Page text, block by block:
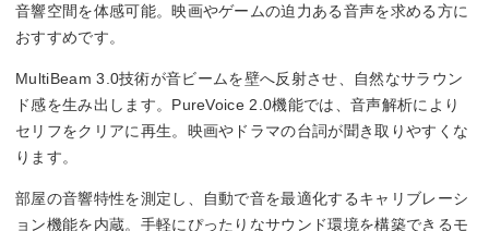
音響空間を体感可能。映画やゲームの迫力ある音声を求める方に
おすすめです。
MultiBeam 3.0技術が音ビームを壁へ反射させ、自然なサラウン
ド感を生み出します。PureVoice 2.0機能では、音声解析により
セリフをクリアに再生。映画やドラマの台詞が聞き取りやすくな
ります。
部屋の音響特性を測定し、自動で音を最適化するキャリブレーシ
ョン機能を内蔵。手軽にぴったりなサウンド環境を構築できるモ